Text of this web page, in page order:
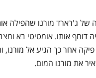
של ג'רארד מורנו שהפילה
דוחף אותו. אומטיטי בא
אחר כך הגיע אל מורנו,
את מורנו המום.